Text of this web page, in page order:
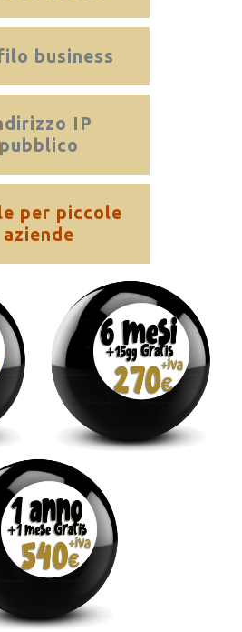
business
IP
pubblico
per piccole
aziende